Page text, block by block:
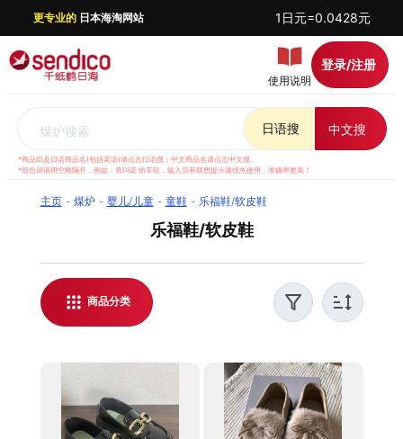
更专业的日本海淘网站 1日元=0.0428元
使用说明
登录/注册
煤炉搜索 日语搜 中文搜
*商品ID及日语商品名(包括英语)请点击日语搜；中文商品名请点击中文搜。
*组合词请用空格隔开，例如：喜玛诺 纺车轮，输入后有联想提示请优先使用，准确率更高！
主页 煤炉 婴儿/儿童 童鞋 乐福鞋/软皮鞋
乐福鞋/软皮鞋
千纸鹤日淘提供日本煤炉 乐福鞋/软皮鞋代购服
务，支持实时汇率结算，方便全球华人日本海淘。
我们提供优质客服支持，解答日淘相关问题，并对
每件商品进行稳妥打包，保障运输安全。无论是购
通过千纸鹤日淘轻松实现
商品分类